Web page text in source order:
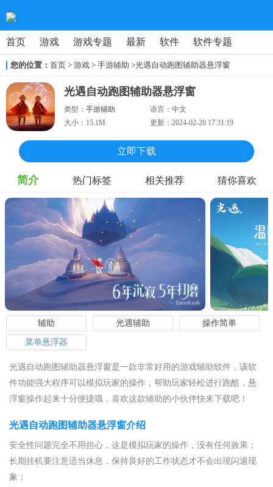
首页 游戏 游戏专题 最新 软件 软件专题
您的位置： 首页 > 游戏 > 手游辅助 >光遇自动跑图辅助器悬浮窗
光遇自动跑图辅助器悬浮窗
类型： 手游辅助 语言：中文
大小： 15.1M 更新：2024-02-20 17:31:19
立即下载
简介 热门标签 相关推荐 猜你喜欢
辅助 光遇辅助 操作简单
菜单悬浮器
光遇自动跑图辅助器悬浮窗是一款非常好用的游戏辅助软件，该软
件功能强大程序可以模拟玩家的操作，帮助玩家轻松进行跑酷，悬
浮窗操作起来十分便捷哦，喜欢这款辅助的小伙伴快来下载吧！
光遇自动跑图辅助器悬浮窗介绍
安全性问题完全不用担心，这是模拟玩家的操作，没有任何效果；
长期挂机要注意适当休息，保持良好的工作状态才不会出现闪退现
象；